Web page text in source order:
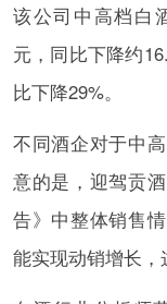
该公司中高档白
元，同比下降约
比下降29%。
不同酒企对于中
意的是，迎驾贡
告》中整体销售
能实现动销增长，